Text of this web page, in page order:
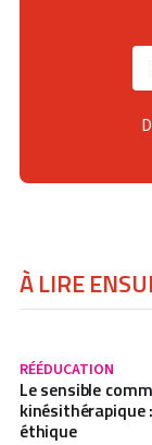
À LIRE
RÉÉDUCATION
Le sensible
kinésithérapique
éthique